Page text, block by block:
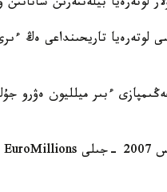
لوتەرەيا بيلەتتەرىن
لوتەرەيا تاريحىنداعى ەڭ
جەڭىمپازى ءبىر ميلليون